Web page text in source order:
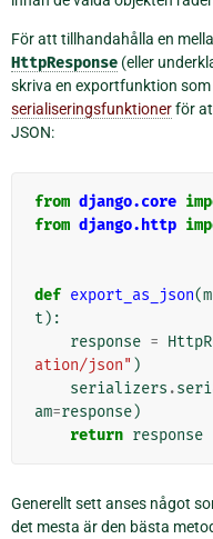
För att tillhandahålla en
HttpResponse (eller
skriva en exportfunktion
serialiseringsfunktionerför
JSON:
from django.core
from django.http
def export_as_json(
t ):
response =
ation/json" )
serializers .
am=response)
return response
Generellt sett anses något
det mesta är den bästa